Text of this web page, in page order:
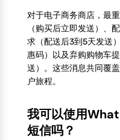
对于电子商务商店，最
（购买后立即发送）、
求（配送后3到5天发送
惠码）以及弃购购物车
送）。这些消息共同覆
户旅程。
我可以使用
短信吗？